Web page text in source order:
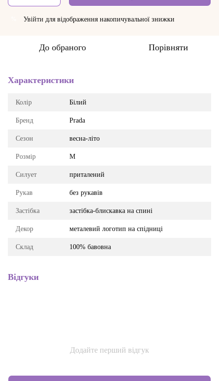
Увійти для відображення накопичувальної знижки
До обраного Порівняти
Характеристики
Колір Білий
Бренд Prada
Сезон весна-літо
Розмір M
Силует приталений
Рукав без рукавів
Застібка застібка-блискавка на спині
Декор металевий логотип на спідниці
Склад 100% бавовна
Відгуки
Додайте перший відгук